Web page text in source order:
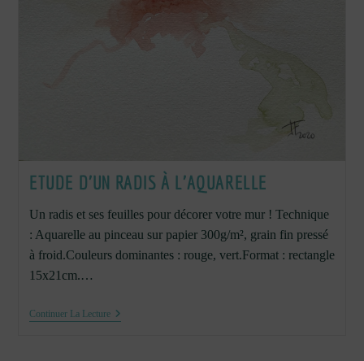
ETUDE D’UN RADIS À L’AQUARELLE
Un radis et ses feuilles pour décorer votre mur ! Technique
: Aquarelle au pinceau sur papier 300g/m², grain fin pressé
à froid.Couleurs dominantes : rouge, vert.Format : rectangle
15x21cm.…
Continuer La LectureEtude